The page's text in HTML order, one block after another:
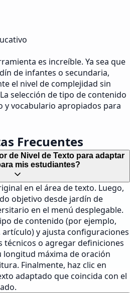
es increíble. Ya sea que
de infantes o secundaria,
el nivel de complejidad sin
selección de tipo de contenido
y vocabulario apropiados para
Frecuentes
de Nivel de Texto para adaptar
mis estudiantes?
en el área de texto. Luego,
objetivo desde jardín de
en el menú desplegable.
de contenido (por ejemplo,
y ajusta configuraciones
o agregar definiciones
longitud máxima de oración
Finalmente, haz clic en
adaptado que coincida con el